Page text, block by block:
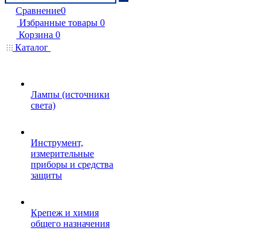
Сравнение0
Избранные товары 0
Корзина 0
Каталог
Лампы (источники
света)
Инструмент,
измерительные
приборы и средства
защиты
Крепеж и химия
общего назначения